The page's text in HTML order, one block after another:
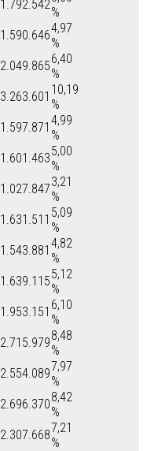
1.792.542
%
1.590.6464,97
%
2.049.8656,40
%
3.263.601 10,19
%
1.597.871 4,99
%
1.601.4635,00
%
1.027.8473,21
%
1.631.511 5,09
%
1.543.881 4,82
%
1.639.1155,12
%
1.953.151 6,10
%
2.715.9798,48
%
2.554.0897,97
%
2.696.3708,42
%
2.307.6687,21
%